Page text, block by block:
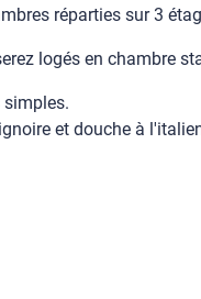
réparties sur 3
logés en chambre
et douche à